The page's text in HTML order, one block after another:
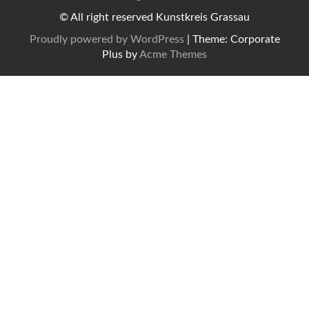
© All right reserved Kunstkreis Grassau
Proudly powered by WordPress
Theme: Corporate
Plus byAcme Themes